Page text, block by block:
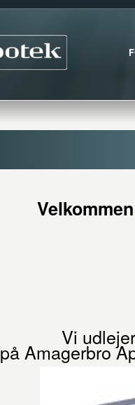
Vi
på Amagerbro